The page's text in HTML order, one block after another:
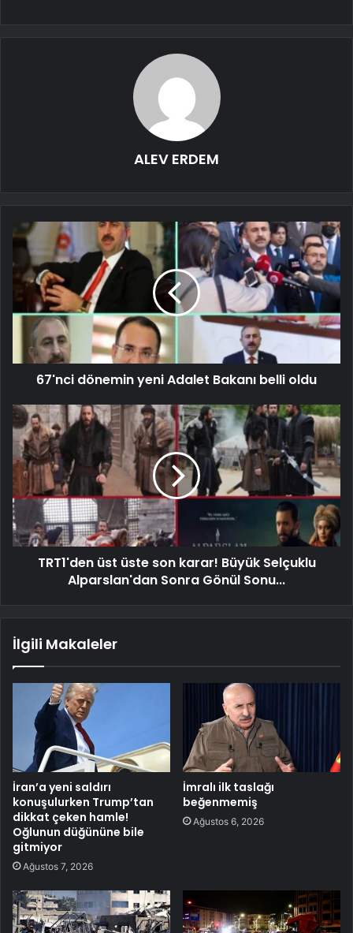
ALEV ERDEM
67'nci dönemin yeni Adalet Bakanı belli oldu
TRT1'den üst üste son karar! Büyük Selçuklu
Alparslan'dan Sonra Gönül Sonu...
İlgili Makaleler
İran’a yeni saldırı
konuşulurken Trump’tan
dikkat çeken hamle!
Oğlunun düğününe bile
gitmiyor
Ağustos 7, 2026
İmralı ilk taslağı
beğenmemiş
Ağustos 6, 2026